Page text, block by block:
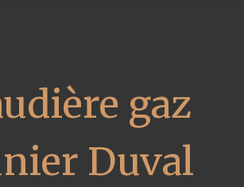
gaz
Duval